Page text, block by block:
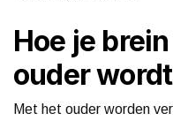
Hoe je
ouder wordt
Met het ouder worden